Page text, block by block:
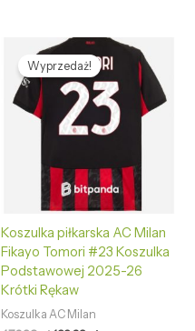
Wyprzedaż!
Koszulka piłkarska AC Milan
Fikayo Tomori #23 Koszulka
Podstawowej 2025-26
Krótki Rękaw
Koszulka AC Milan
Pierwotna
cena
wynosiła:
476,89 zł.
Aktualna
cena
wynosi:
132,68 zł.